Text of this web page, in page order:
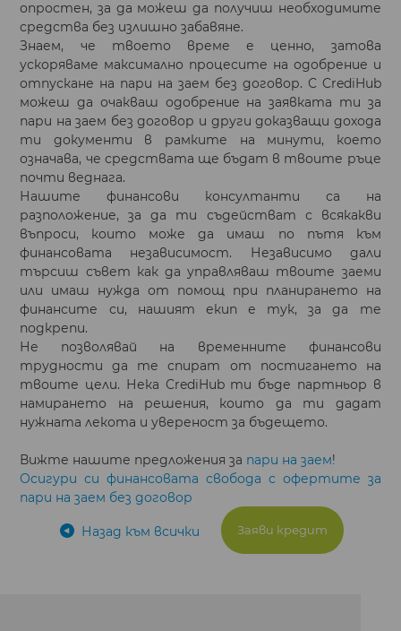
опростен, за да можеш да получиш необходимите
средства без излишно забавяне.
Знаем, че твоето време е ценно, затова
ускоряваме максимално процесите на одобрение и
отпускане на пари на заем без договор. С CrediHub
можеш да очакваш одобрение на заявката ти за
пари на заем без договор и други доказващи дохода
ти документи в рамките на минути, което
означава, че средствата ще бъдат в твоите ръце
почти веднага.
Нашите финансови консултанти са на
разположение, за да ти съдействат с всякакви
въпроси, които може да имаш по пътя към
финансовата независимост. Независимо дали
търсиш съвет как да управляваш твоите заеми
или имаш нужда от помощ при планирането на
финансите си, нашият екип е тук, за да те
подкрепи.
Не позволявай на временните финансови
трудности да те спират от постигането на
твоите цели. Нека CrediHub ти бъде партньор в
намирането на решения, които да ти дадат
нужната лекота и увереност за бъдещето.
Вижте нашите предложения за пари на заем!
Осигури си финансовата свобода с офертите за
пари на заем без договор
Назад към всички
Заяви кредит